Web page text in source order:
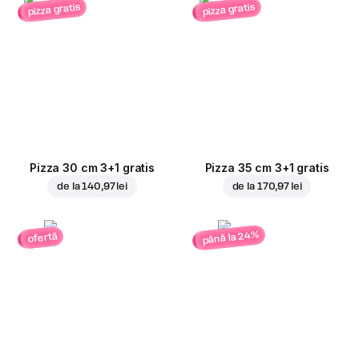
pizza gratis
Pizza 30 cm 3+1 gratis
de la140,97 lei
pizza gratis
Pizza 35 cm 3+1 gratis
de la 170,97 lei
ofertă până la 24%